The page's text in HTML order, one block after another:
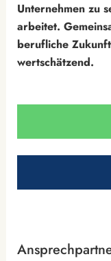
Unternehmen zu
arbeitet.
berufliche
wertschätzend.